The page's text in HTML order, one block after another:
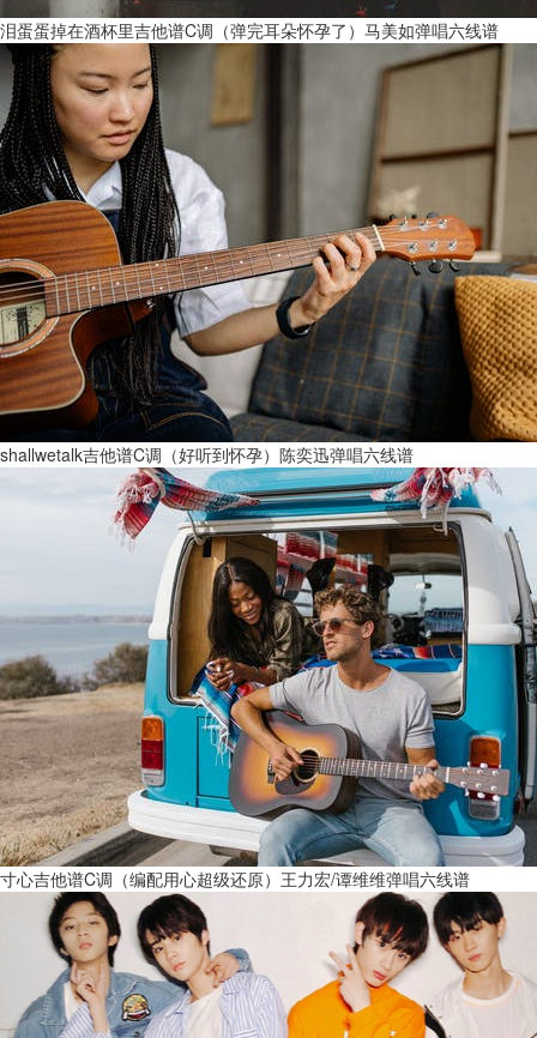
泪蛋蛋掉在酒杯里吉他谱C调（弹完耳朵怀孕了）马美如弹唱六线谱
shallwetalk吉他谱C调（好听到怀孕）陈奕迅弹唱六线谱
寸心吉他谱C调（编配用心超级还原）王力宏/谭维维弹唱六线谱